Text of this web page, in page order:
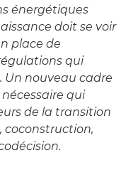
énergétiques
doit se voir
place de
qui
Un nouveau cadre
qui
de la transition
coconstruction,